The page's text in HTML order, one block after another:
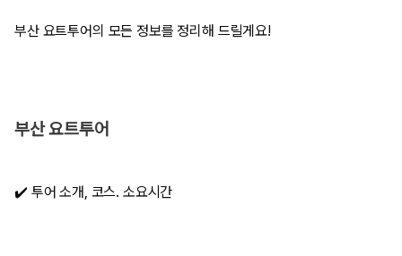
부산 요트투어의 모든 정보를 정리해 드릴게요!
부산 요트투어
✔️ 투어 소개, 코스. 소요시간​